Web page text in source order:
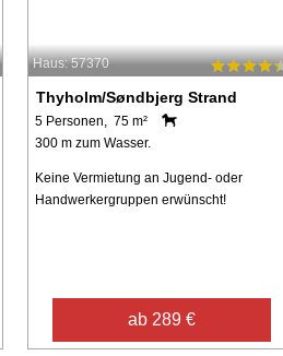
Haus: 57370
Thyholm/Søndbjerg Strand
5 Personen, 75 m²
300 m zum Wasser.
Keine Vermietung an Jugend- oder
Handwerkergruppen erwünscht!
ab 289 €